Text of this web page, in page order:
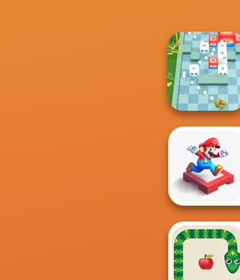
Break n Bounce